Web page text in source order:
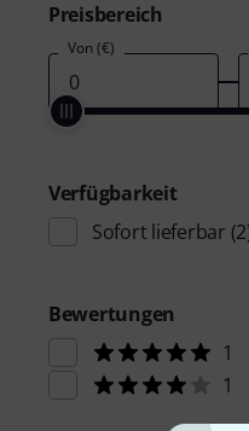
Preisbereich
Von (€)
Verfügbarkeit
Sofort lieferbar
Bewertungen
1
1